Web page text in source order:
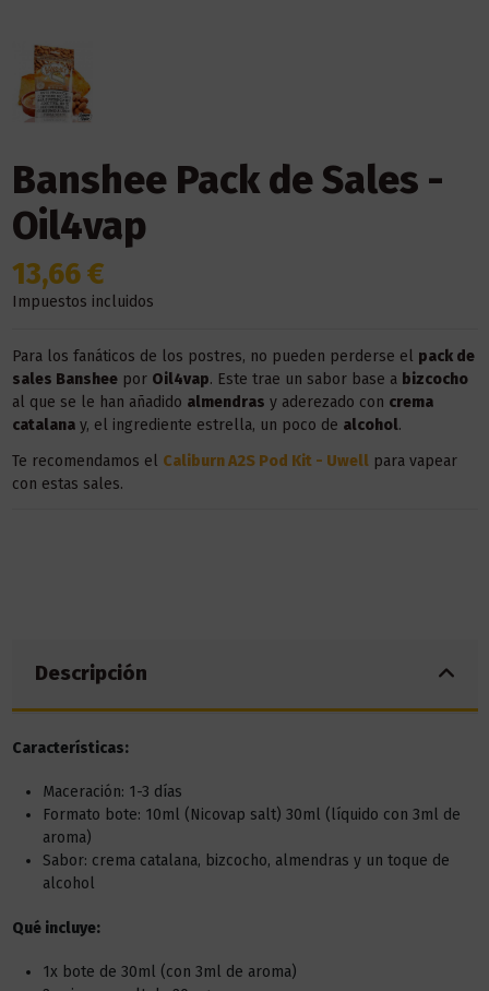
Banshee Pack de Sales -
Oil4vap
13,66 €
Impuestos incluidos
Para los fanáticos de los postres, no pueden perderse el pack de
sales Bansheepor Oil4vap. Este trae un sabor base a bizcocho
al que se le han añadido almendras y aderezado con crema
catalanay, el ingrediente estrella, un poco de alcohol.
Te recomendamos el Caliburn A2S Pod Kit - Uwellpara vapear
con estas sales.
Descripción
Características:
Maceración: 1-3 días
Formato bote: 10ml (Nicovap salt) 30ml (líquido con 3ml de
aroma)
Sabor: crema catalana, bizcocho, almendras y un toque de
alcohol
Qué incluye:
1x bote de 30ml (con 3ml de aroma)